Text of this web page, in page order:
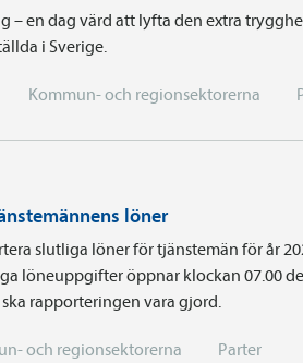
– en dag värd att lyfta den extra
i Sverige.
Kommun- och regionsektorerna
löner
slutliga löner för tjänstemän för år
löneuppgifter öppnar klockan 07.00
rapporteringen vara gjord.
och regionsektorerna Parter